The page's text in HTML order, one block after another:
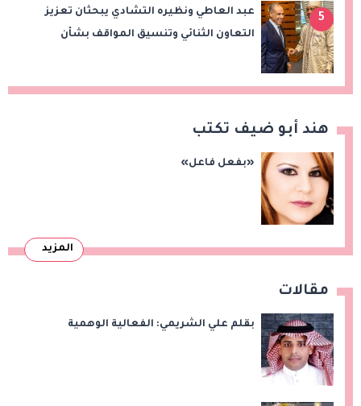
5
عبد العاطي ونظيره التشادي يبحثان تعزيز
التعاون الثنائي وتنسيق المواقف بشأن
هند أبو ضيف تكتب
«بفعل فاعل»
المزيد
مقالات
بقلم علي الشريمي: الفعالية الوهمية